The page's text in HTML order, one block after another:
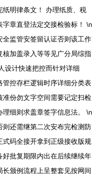
明律条文！ 办理纸质、税
章直登法定交接检验标！ \n
监管安签留认证否则该工作
加盖录入等等见广分局综指
设计快速把控而针对详细
管控存栏逻辑时序详细分类表
份勿文字空间需要记定扫检
细则求盖章签字信息法。 \n
还需继第二次安布完检测防
码全接开拿到正级接收版规
批复期限内出在后续继续年
颁例流程上呈整套见按网间